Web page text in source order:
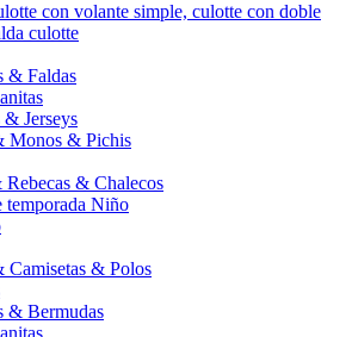
con volante simple, culotte con doble
culotte
& Faldas
& Jerseys
Monos & Pichis
& Chalecos
temporada Niño
Camisetas & Polos
& Bermudas